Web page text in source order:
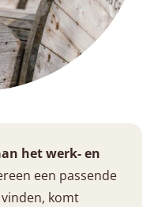
het werk- en
een passende
komt